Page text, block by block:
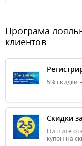
Програма
клиентов
5% скидки
Скидки
Пишите
купон на